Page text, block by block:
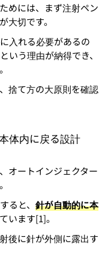
めには、まず注射ペン
大切です。
入れる必要があるの
いう理由が納得でき、
捨て方の大原則を確認
体内に戻る設計
オートインジェクター
ると、針が自動的に本
います[1]。
後に針が外側に露出す